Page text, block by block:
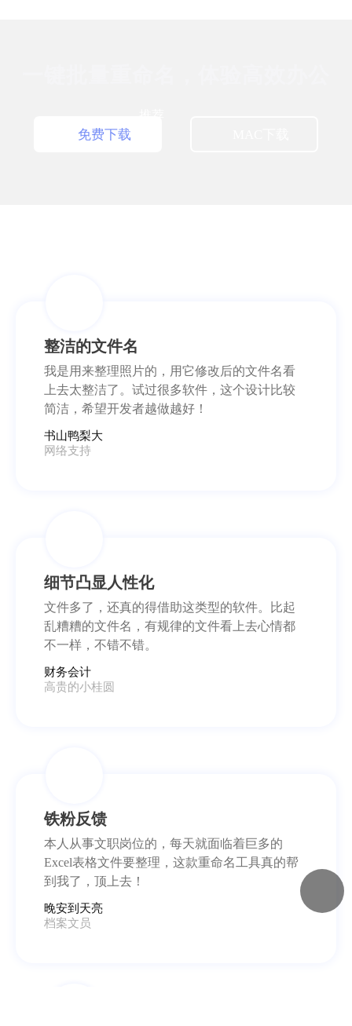
免费下载
系统类工具用得还是挺少的，但这个真心不
整洁的文件名
我是用来整理照片的，用它修改后的文件名看
上去太整洁了。试过很多软件，这个设计比较
简洁，希望开发者越做越好！
书山鸭梨大
网络支持
细节凸显人性化
文件多了，还真的得借助这类型的软件。比起
乱糟糟的文件名，有规律的文件看上去心情都
不一样，不错不错。
财务会计
高贵的小桂圆
铁粉反馈
本人从事文职岗位的，每天就面临着巨多的
Excel表格文件要整理，这款重命名工具真的帮
到我了，顶上去！
晚安到天亮
档案文员